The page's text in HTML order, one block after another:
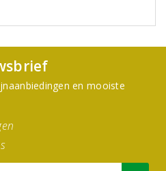
en mooiste